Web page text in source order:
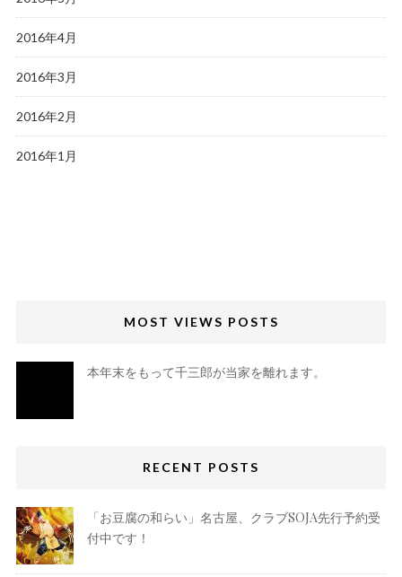
2016年4月
2016年3月
2016年2月
2016年1月
MOST VIEWS POSTS
本年末をもって千三郎が当家を離れます。
RECENT POSTS
「お豆腐の和らい」名古屋、クラブSOJA先行予約受
付中です！